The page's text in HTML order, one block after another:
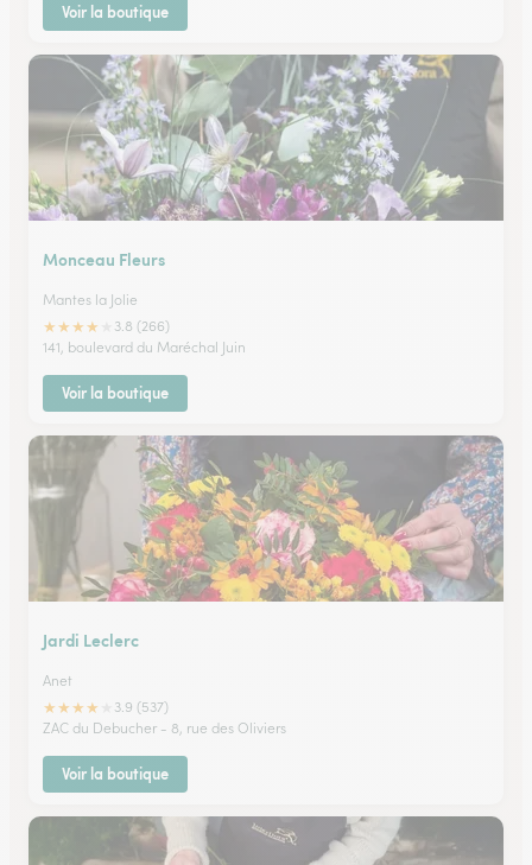
Voir la boutique
Monceau Fleurs
Mantes la Jolie
★★★★
3.8 (266)
141, boulevard du Maréchal Juin
Voir la boutique
Jardi Leclerc
Anet
★★★★
3.9 (537)
ZAC du Debucher - 8, rue des Oliviers
Voir la boutique